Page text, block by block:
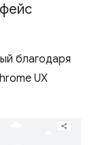
благодаря
UX